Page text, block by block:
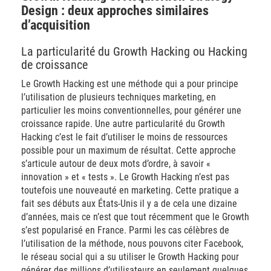
Design : deux approches similaires
d’acquisition
La particularité du Growth Hacking ou Hacking
de croissance
Le Growth Hacking est une méthode qui a pour principe
l’utilisation de plusieurs techniques marketing, en
particulier les moins conventionnelles, pour générer une
croissance rapide. Une autre particularité du Growth
Hacking c’est le fait d’utiliser le moins de ressources
possible pour un maximum de résultat. Cette approche
s’articule autour de deux mots d’ordre, à savoir «
innovation » et « tests ». Le Growth Hacking n’est pas
toutefois une nouveauté en marketing. Cette pratique a
fait ses débuts aux États-Unis il y a de cela une dizaine
d’années, mais ce n’est que tout récemment que le Growth
s’est popularisé en France. Parmi les cas célèbres de
l’utilisation de la méthode, nous pouvons citer Facebook,
le réseau social qui a su utiliser le Growth Hacking pour